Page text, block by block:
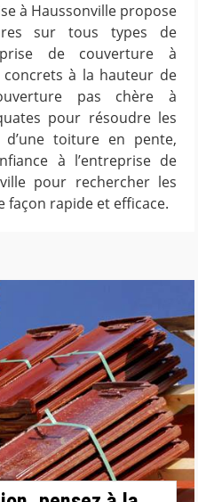
à Haussonville propose
sur tous types de
de couverture à
à la hauteur de
pas chère à
pour résoudre les
toiture en pente,
à l’entreprise de
pour rechercher les
façon rapide et efficace.